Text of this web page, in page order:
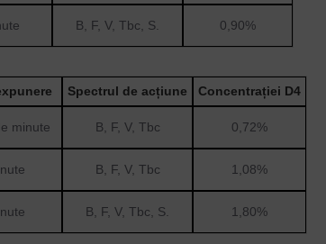
B, F, V, Tbc, S. 0,90%
Spectrul de acțiune Concentrației D4
minute B, F, V, Tbc 0,72%
B, F, V, Tbc 1,08%
B, F, V, Tbc, S. 1,80%